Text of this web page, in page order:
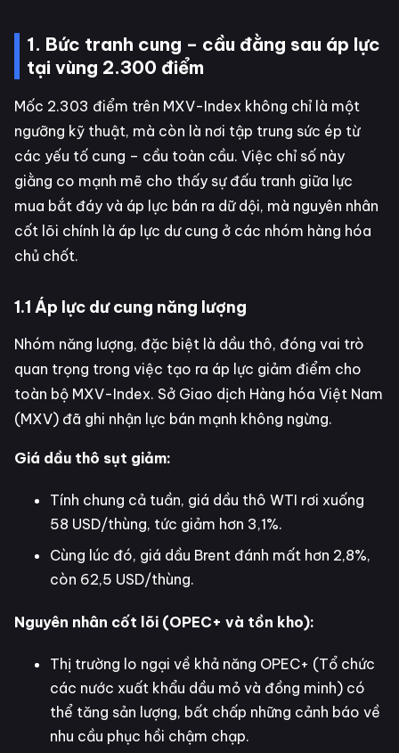
1. Bức tranh cung – cầu đằng sau áp lực
tại vùng 2.300 điểm
Mốc 2.303 điểm trên MXV-Index không chỉ là một
ngưỡng kỹ thuật, mà còn là nơi tập trung sức ép từ
các yếu tố cung – cầu toàn cầu. Việc chỉ số này
giằng co mạnh mẽ cho thấy sự đấu tranh giữa lực
mua bắt đáy và áp lực bán ra dữ dội, mà nguyên nhân
cốt lõi chính là áp lực dư cung ở các nhóm hàng hóa
chủ chốt.
1.1 Áp lực dư cung năng lượng
Nhóm năng lượng, đặc biệt là dầu thô, đóng vai trò
quan trọng trong việc tạo ra áp lực giảm điểm cho
toàn bộ MXV-Index. Sở Giao dịch Hàng hóa Việt Nam
(MXV) đã ghi nhận lực bán mạnh không ngừng.
Giá dầu thô sụt giảm:
Tính chung cả tuần, giá dầu thô WTI rơi xuống
58 USD/thùng, tức giảm hơn 3,1%.
Cùng lúc đó, giá dầu Brent đánh mất hơn 2,8%,
còn 62,5 USD/thùng.
Nguyên nhân cốt lõi (OPEC+ và tồn kho):
Thị trường lo ngại về khả năng OPEC+ (Tổ chức
các nước xuất khẩu dầu mỏ và đồng minh) có
thể tăng sản lượng, bất chấp những cảnh báo về
nhu cầu phục hồi chậm chạp.